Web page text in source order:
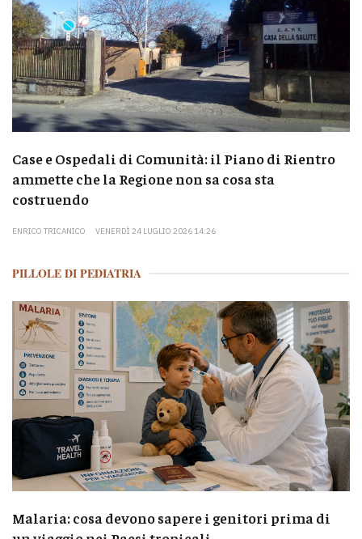
Case e Ospedali di Comunità: il Piano di Rientro
ammette che la Regione non sa cosa sta
costruendo
ENRICO TRICANICO VENERDÌ 24 LUGLIO 2026 14:26
PILLOLE DI PEDIATRIA
Malaria: cosa devono sapere i genitori prima di